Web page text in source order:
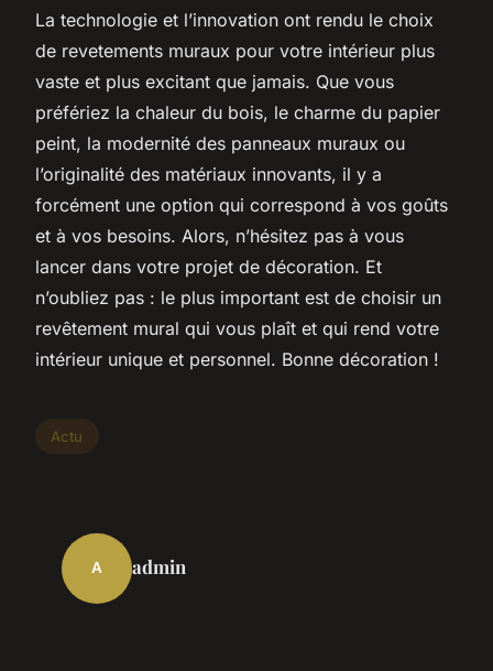
La technologie et l’innovation ont rendu le choix
de revetements muraux pour votre intérieur plus
vaste et plus excitant que jamais. Que vous
préfériez la chaleur du bois, le charme du papier
peint, la modernité des panneaux muraux ou
l’originalité des matériaux innovants, il y a
forcément une option qui correspond à vos goûts
et à vos besoins. Alors, n’hésitez pas à vous
lancer dans votre projet de décoration. Et
n’oubliez pas : le plus important est de choisir un
revêtement mural qui vous plaît et qui rend votre
intérieur unique et personnel. Bonne décoration !
Actu
A admin